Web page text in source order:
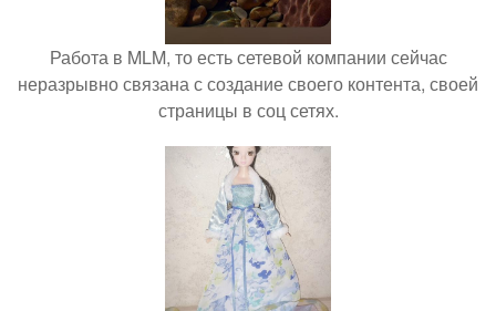
Работа в MLM, то есть сетевой компании сейчас
неразрывно связана с создание своего контента, своей
страницы в соц сетях.